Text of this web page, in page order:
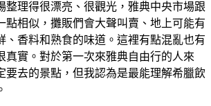
整理得很漂亮、很觀光，雅典中央市場跟
點相似，攤販們會大聲叫賣、地上可能有
、香料和熟食的味道。這裡有點混亂也有
真實。對於第一次來雅典自由行的人來
要去的景點，但我認為是最能理解希臘飲